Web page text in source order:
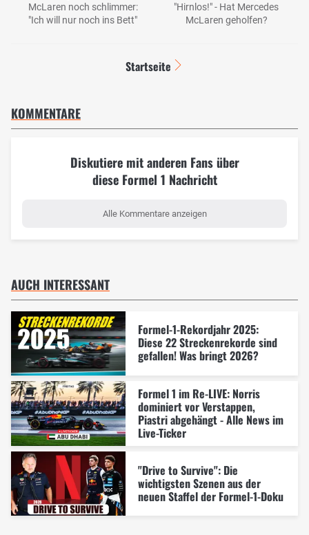
McLaren noch schlimmer:
"Ich will nur noch ins Bett"
"Hirnlos!" - Hat Mercedes
McLaren geholfen?
Startseite
KOMMENTARE
Diskutiere mit anderen Fans über
diese Formel 1 Nachricht
Alle Kommentare anzeigen
AUCH INTERESSANT
Formel-1-Rekordjahr 2025:
Diese 22 Streckenrekorde sind
gefallen! Was bringt 2026?
Formel 1 im Re-LIVE: Norris
dominiert vor Verstappen,
Piastri abgehängt - Alle News im
Live-Ticker
"Drive to Survive": Die
wichtigsten Szenen aus der
neuen Staffel der Formel-1-Doku